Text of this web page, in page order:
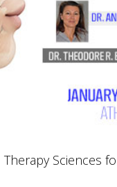
Sciences